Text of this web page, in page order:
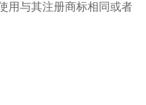
用与其注册商标相同或者